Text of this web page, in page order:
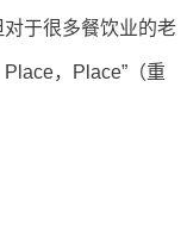
于很多餐饮业的老
，Place”（重